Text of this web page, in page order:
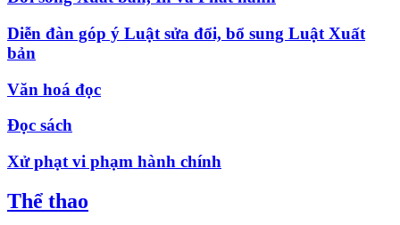
Diễn đàn góp ý Luật sửa đổi, bổ sung Luật Xuất
bản
Văn hoá đọc
Đọc sách
Xử phạt vi phạm hành chính
Thể thao